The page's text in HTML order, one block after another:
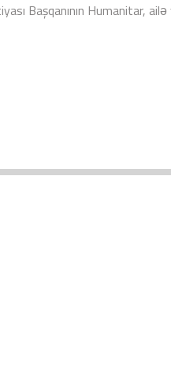
Başqanının Humanitar,